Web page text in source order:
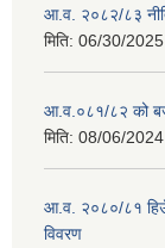
आ.व. २०८२/८३
मिति: 06/30/
आ.व.०८१/८२ को
मिति: 08/06/
आ.व. २०८०/८१
विवरण